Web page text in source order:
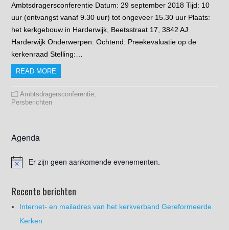
Ambtsdragersconferentie Datum: 29 september 2018 Tijd: 10
uur (ontvangst vanaf 9.30 uur) tot ongeveer 15.30 uur Plaats:
het kerkgebouw in Harderwijk, Beetsstraat 17, 3842 AJ
Harderwijk Onderwerpen: Ochtend: Preekevaluatie op de
kerkenraad Stelling:…
READ MORE
Ambtsdragersconferentie
Persberichten
Agenda
Er zijn geen aankomende evenementen.
Recente berichten
Internet- en mailadres van het kerkverband Gereformeerde
Kerken